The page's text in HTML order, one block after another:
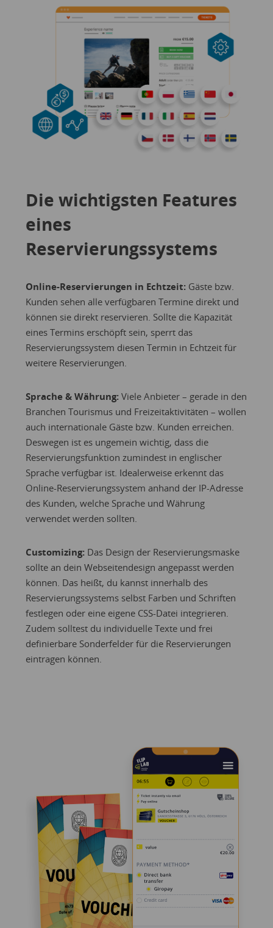
Die wichtigsten Features
eines
Reservierungssystems
Online-Reservierungen in Echtzeit: Gäste bzw.
Kunden sehen alle verfügbaren Termine direkt und
können sie direkt reservieren. Sollte die Kapazität
eines Termins erschöpft sein, sperrt das
Reservierungssystem diesen Termin in Echtzeit für
weitere Reservierungen.
Sprache & Währung: Viele Anbieter – gerade in den
Branchen Tourismus und Freizeitaktivitäten – wollen
auch internationale Gäste bzw. Kunden erreichen.
Deswegen ist es ungemein wichtig, dass die
Reservierungsfunktion zumindest in englischer
Sprache verfügbar ist. Idealerweise erkennt das
Online-Reservierungssystem anhand der IP-Adresse
des Kunden, welche Sprache und Währung
verwendet werden sollten.
Customizing: Das Design der Reservierungsmaske
sollte an dein Webseitendesign angepasst werden
können. Das heißt, du kannst innerhalb des
Reservierungssystems selbst Farben und Schriften
festlegen oder eine eigene CSS-Datei integrieren.
Zudem solltest du individuelle Texte und frei
definierbare Sonderfelder für die Reservierungen
eintragen können.